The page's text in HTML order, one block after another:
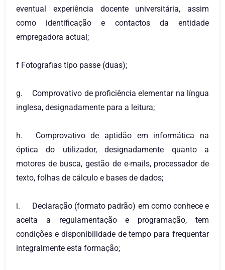
eventual experiência docente universitária, assim
como identificação e contactos da entidade
empregadora actual;
f Fotografias tipo passe (duas);
g.
Comprovativo de proficiência elementar na língua
inglesa, designadamente para a leitura;
h.
Comprovativo de aptidão em informática na
óptica do utilizador, designadamente quanto a
motores de busca, gestão de e-mails, processador de
texto, folhas de cálculo e bases de dados;
i.
Declaração (formato padrão) em como conhece e
aceita a regulamentação e programação, tem
condições e disponibilidade de tempo para frequentar
integralmente esta formação;